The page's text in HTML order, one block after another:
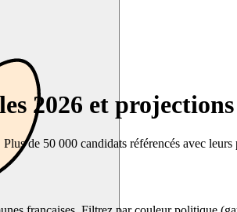
2026 et
de 50 000 candidats référencés avec